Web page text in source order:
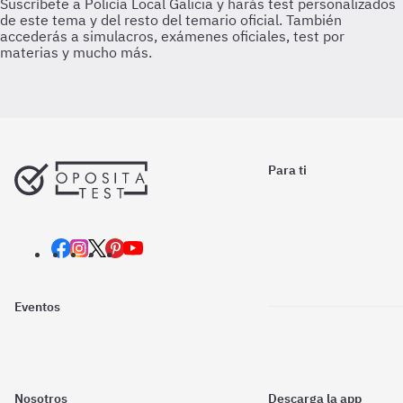
Para ti
Eventos
Nosotros Descarga la app